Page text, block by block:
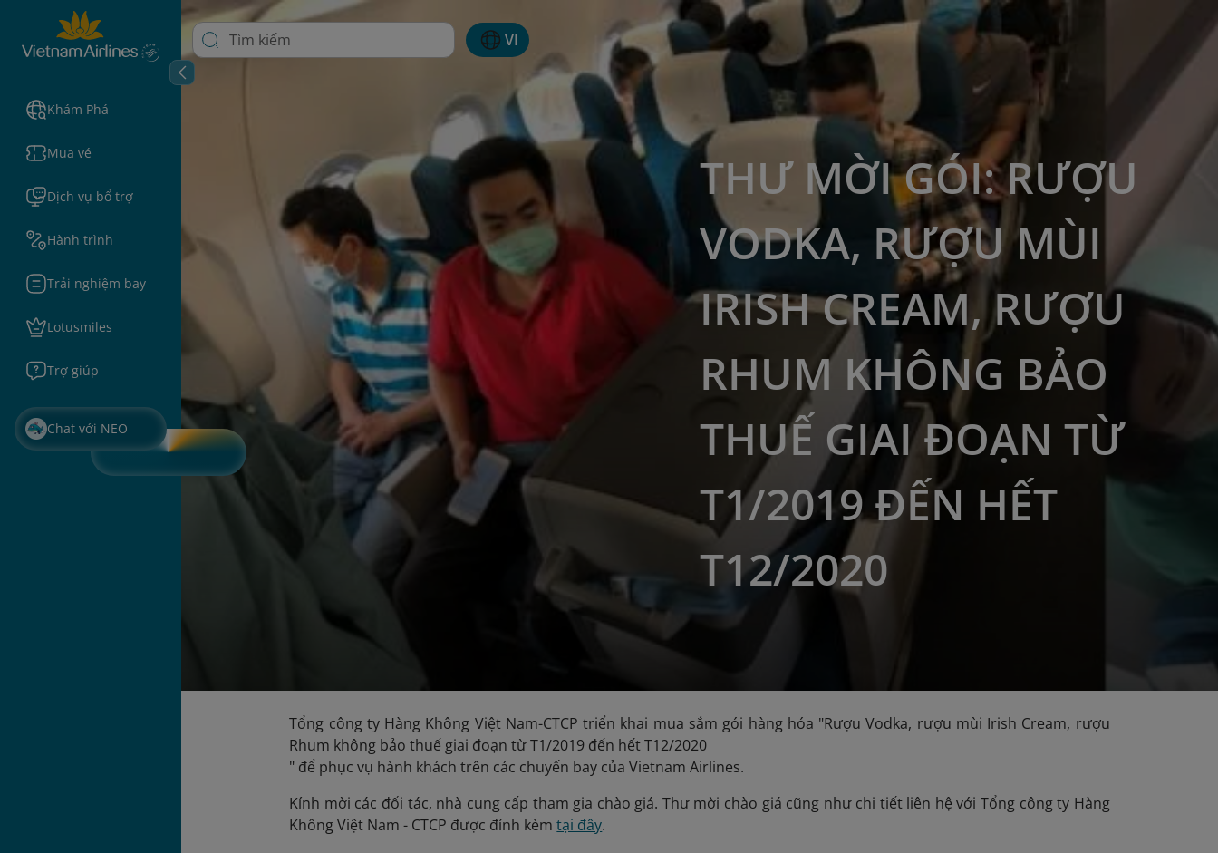
Khám Phá
Mua vé
Dịch vụ bổ trợ
Hành trình
Trải nghiệm bay
Lotusmiles
Trợ giúp
Chat với NEO
VI
THƯ MỜI GÓI: RƯỢU
VODKA, RƯỢU MÙI
IRISH CREAM, RƯỢU
RHUM KHÔNG BẢO
THUẾ GIAI ĐOẠN TỪ
T1/2019 ĐẾN HẾT
T12/2020
Tổng công ty Hàng Không Việt Nam-CTCP triển khai mua sắm gói hàng hóa "Rượu Vodka, rượu mùi Irish Cream, rượu
Rhum không bảo thuế giai đoạn từ T1/2019 đến hết T12/2020
" để phục vụ hành khách trên các chuyến bay của Vietnam Airlines.
Kính mời các đối tác, nhà cung cấp tham gia chào giá. Thư mời chào giá cũng như chi tiết liên hệ với Tổng công ty Hàng
Không Việt Nam - CTCP được đính kèmtại đây.